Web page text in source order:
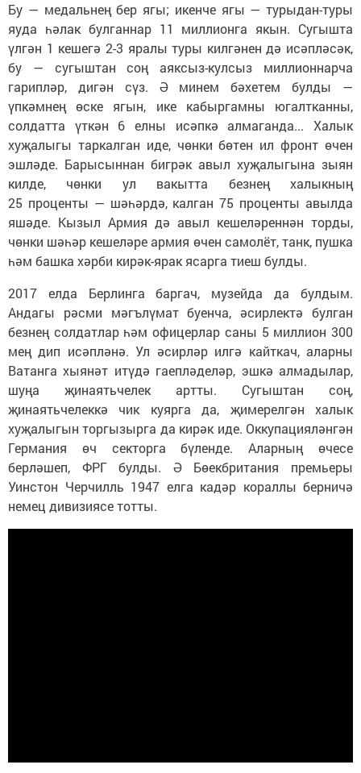
Бу — медальнең бер ягы; икенче ягы — турыдан-туры
яуда һәлак булганнар 11 миллионга якын. Сугышта
үлгән 1 кешегә 2-3 яралы туры килгәнен дә исәпләсәк,
бу — сугыштан соң аяксыз-кулсыз миллионнарча
гарипләр, дигән сүз. Ә минем бәхетем булды —
үпкәмнең өске ягын, ике кабыргамны югалтканны,
солдатта үткән 6 елны исәпкә алмаганда... Халык
хуҗалыгы таркалган иде, чөнки бөтен ил фронт өчен
эшләде. Барысыннан бигрәк авыл хуҗалыгына зыян
килде, чөнки ул вакытта безнең халыкның
25 проценты — шәһәрдә, калган 75 проценты авылда
яшәде. Кызыл Армия дә авыл кешеләреннән торды,
чөнки шәһәр кешеләре армия өчен самолёт, танк, пушка
һәм башка хәрби кирәк-ярак ясарга тиеш булды.
2017 елда Берлинга баргач, музейда да булдым.
Андагы рәсми мәгълүмат буенча, әсирлектә булган
безнең солдатлар һәм офицерлар саны 5 миллион 300
мең дип исәпләнә. Ул әсирләр илгә кайткач, аларны
Ватанга хыянәт итүдә гаепләделәр, эшкә алмадылар,
шуңа җинаятьчелек артты. Сугыштан соң,
җинаятьчелеккә чик куярга да, җимерелгән халык
хуҗалыгын торгызырга да кирәк иде. Оккупацияләнгән
Германия өч секторга бүленде. Аларның өчесе
берләшеп, ФРГ булды. Ә Бөекбритания премьеры
Уинстон Черчилль 1947 елга кадәр кораллы берничә
немец дивизиясе тотты.